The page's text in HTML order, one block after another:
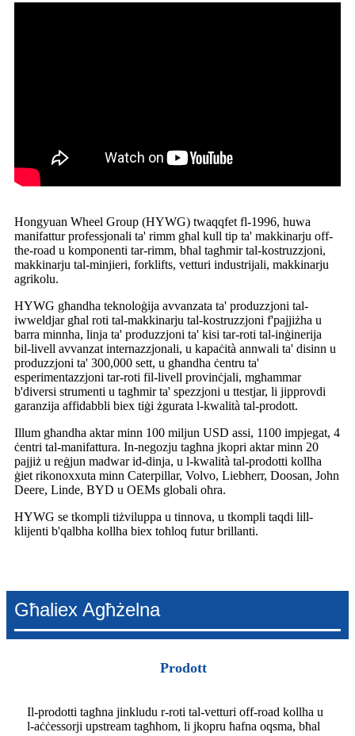
Hongyuan Wheel Group (HYWG) twaqqfet fl-1996, huwa
manifattur professjonali ta' rimm għal kull tip ta' makkinarju off-
the-road u komponenti tar-rimm, bħal tagħmir tal-kostruzzjoni,
makkinarju tal-minjieri, forklifts, vetturi industrijali, makkinarju
agrikolu.
HYWG għandha teknoloġija avvanzata ta' produzzjoni tal-
iwweldjar għal roti tal-makkinarju tal-kostruzzjoni f'pajjiżha u
barra minnha, linja ta' produzzjoni ta' kisi tar-roti tal-inġinerija
bil-livell avvanzat internazzjonali, u kapaċità annwali ta' disinn u
produzzjoni ta' 300,000 sett, u għandha ċentru ta'
esperimentazzjoni tar-roti fil-livell provinċjali, mgħammar
b'diversi strumenti u tagħmir ta' spezzjoni u ttestjar, li jipprovdi
garanzija affidabbli biex tiġi żgurata l-kwalità tal-prodott.
Illum għandha aktar minn 100 miljun USD assi, 1100 impjegat, 4
ċentri tal-manifattura. In-negozju tagħna jkopri aktar minn 20
pajjiż u reġjun madwar id-dinja, u l-kwalità tal-prodotti kollha
ġiet rikonoxxuta minn Caterpillar, Volvo, Liebherr, Doosan, John
Deere, Linde, BYD u OEMs globali oħra.
HYWG se tkompli tiżviluppa u tinnova, u tkompli taqdi lill-
klijenti b'qalbha kollha biex toħloq futur brillanti.
Għaliex Agħżelna
Prodott
Il-prodotti tagħna jinkludu r-roti tal-vetturi off-road kollha u
l-aċċessorji upstream tagħhom, li jkopru ħafna oqsma, bħal